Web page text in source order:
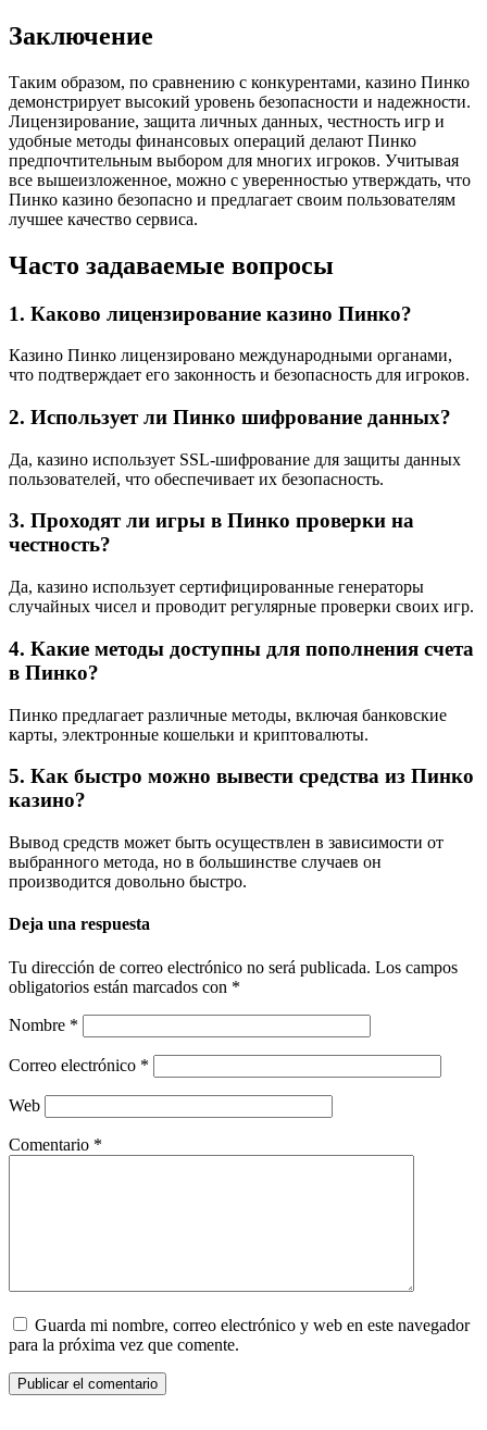
Заключение
Таким образом, по сравнению с конкурентами, казино Пинко
демонстрирует высокий уровень безопасности и надежности.
Лицензирование, защита личных данных, честность игр и
удобные методы финансовых операций делают Пинко
предпочтительным выбором для многих игроков. Учитывая
все вышеизложенное, можно с уверенностью утверждать, что
Пинко казино безопасно и предлагает своим пользователям
лучшее качество сервиса.
Часто задаваемые вопросы
1. Каково лицензирование казино Пинко?
Казино Пинко лицензировано международными органами,
что подтверждает его законность и безопасность для игроков.
2. Использует ли Пинко шифрование данных?
Да, казино использует SSL-шифрование для защиты данных
пользователей, что обеспечивает их безопасность.
3. Проходят ли игры в Пинко проверки на
честность?
Да, казино использует сертифицированные генераторы
случайных чисел и проводит регулярные проверки своих игр.
4. Какие методы доступны для пополнения счета
в Пинко?
Пинко предлагает различные методы, включая банковские
карты, электронные кошельки и криптовалюты.
5. Как быстро можно вывести средства из Пинко
казино?
Вывод средств может быть осуществлен в зависимости от
выбранного метода, но в большинстве случаев он
производится довольно быстро.
Deja una respuesta
Tu dirección de correo electrónico no será publicada. Los campos
obligatorios están marcados con *
Nombre *
Correo electrónico *
Web
Comentario *
Guarda mi nombre, correo electrónico y web en este navegador
para la próxima vez que comente.